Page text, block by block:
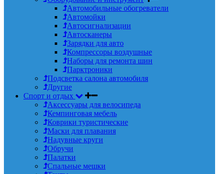
Автомобильные обогреватели
Автомойки
Автосигнализации
Автосканеры
Зарядки для авто
Компрессоры воздушные
Наборы для ремонта шин
Парктроники
Подсветка салона автомобиля
Другие
Спорт и отдых
Аксессуары для велосипеда
Кемпинговая мебель
Коврики туристические
Маски для плавания
Надувные круги
Обручи
Палатки
Спальные мешки